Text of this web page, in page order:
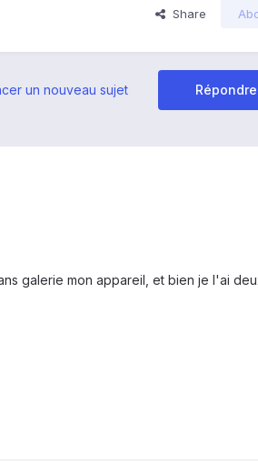
Share
un nouveau sujet
galerie mon appareil, et bien je l'ai